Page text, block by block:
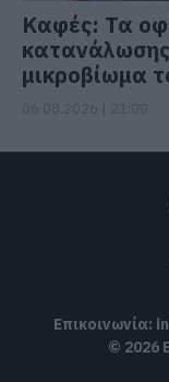
Καφές: Τα
μικροβίωμα
Επικοινωνία:
© 2026